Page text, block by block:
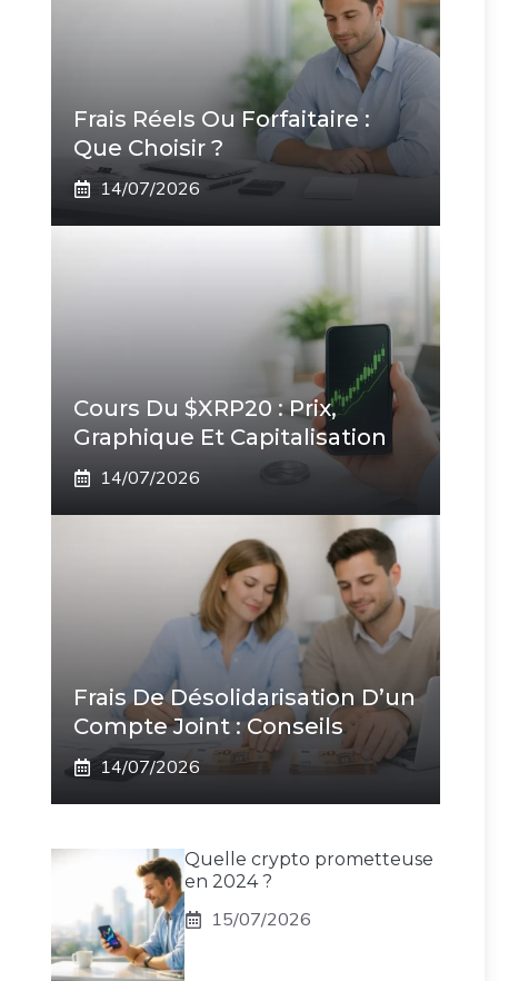
Frais Réels Ou Forfaitaire :
Que Choisir ?
14/07/2026
Cours Du $XRP20 : Prix,
Graphique Et Capitalisation
14/07/2026
Frais De Désolidarisation D’un
Compte Joint : Conseils
14/07/2026
Quelle crypto prometteuse
en 2024 ?
15/07/2026